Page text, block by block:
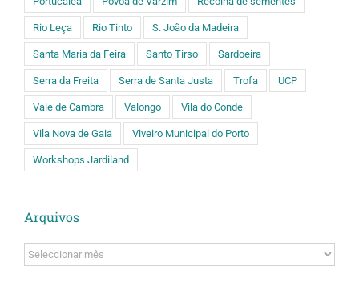
Rio Leça Rio Tinto S. João da Madeira
Santa Maria da Feira Santo Tirso Sardoeira
Serra da Freita Serra de Santa Justa Trofa UCP
Vale de Cambra Valongo Vila do Conde
Vila Nova de Gaia Viveiro Municipal do Porto
Workshops Jardiland
Arquivos
Arquivos